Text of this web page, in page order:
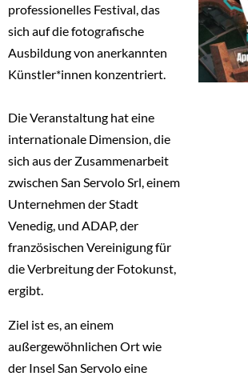
professionelles Festival, das
sich auf die fotografische
Ausbildung von anerkannten
Künstler*innen konzentriert.
Die Veranstaltung hat eine
internationale Dimension, die
sich aus der Zusammenarbeit
zwischen San Servolo Srl, einem
Unternehmen der Stadt
Venedig, und ADAP, der
französischen Vereinigung für
die Verbreitung der Fotokunst,
ergibt.
Ziel ist es, an einem
außergewöhnlichen Ort wie
der Insel San Servolo eine